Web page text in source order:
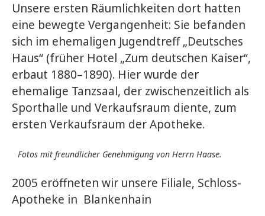
Unsere ersten Räumlichkeiten dort hatten
eine bewegte Vergangenheit: Sie befanden
sich im ehemaligen Jugendtreff „Deutsches
Haus“ (früher Hotel „Zum deutschen Kaiser“,
erbaut 1880–1890). Hier wurde der
ehemalige Tanzsaal, der zwischenzeitlich als
Sporthalle und Verkaufsraum diente, zum
ersten Verkaufsraum der Apotheke.
Fotos mit freundlicher Genehmigung von Herrn Haase.
2005 eröffneten wir unsere Filiale, Schloss-
Apotheke in Blankenhain